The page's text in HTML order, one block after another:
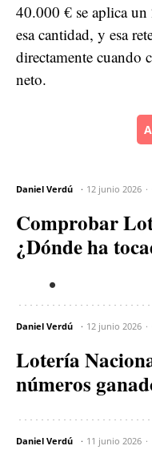
40.000 € se aplica un
esa cantidad, y esa
directamente cuando
neto.
Daniel Verdú 12 junio 2026
Comprobar
¿Dónde ha
Daniel Verdú 12 junio 2026
Lotería
números
Daniel Verdú 11 junio 2026